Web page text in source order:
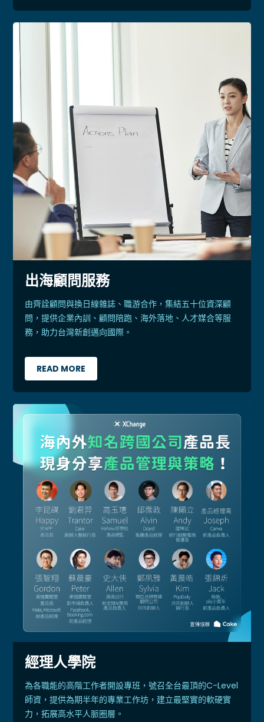
出海顧問服務
由齊詮顧問與換日線雜誌、職游合作，集結五十位資深顧
問，提供企業內訓、顧問陪跑、海外落地、人才媒合等服
務，助力台灣新創邁向國際。
READ MORE
經理人學院
為各職能的高階工作者開設專班，號召全台最頂的C-Level
師資，提供為期半年的專業工作坊，建立最堅實的軟硬實
力，拓展高水平人脈圈層。